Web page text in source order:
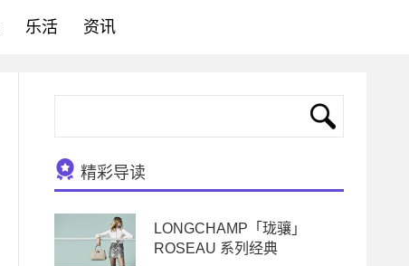
乐活 资讯
精彩导读
LONGCHAMP「珑骧」
ROSEAU 系列经典